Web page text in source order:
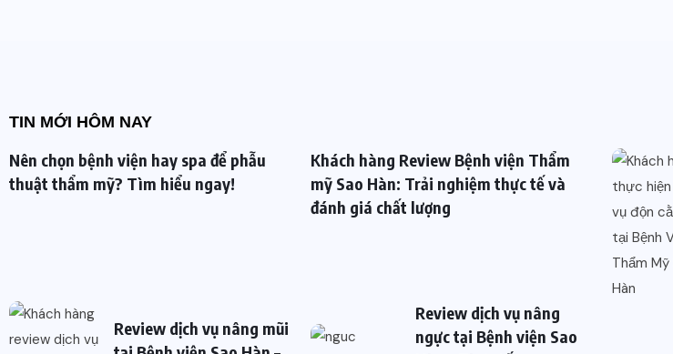
TIN MỚI HÔM NAY
Nên chọn bệnh viện hay spa để phẫu
thuật thẩm mỹ? Tìm hiểu ngay!
Khách hàng Review Bệnh viện Thẩm
mỹ Sao Hàn: Trải nghiệm thực tế và
đánh giá chất lượng
Review dịch vụ nâng mũi
Review dịch vụ nâng
ngực tại Bệnh viện Sao